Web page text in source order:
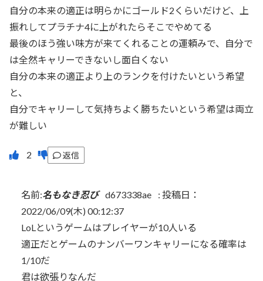
自分の本来の適正は明らかにゴールド2くらいだけど、上
振れしてプラチナ4に上がれたらそこでやめてる
最後のほう強い味方が来てくれることの運頼みで、自分で
は全然キャリーできないし面白くない
自分の本来の適正より上のランクを付けたいという希望
と、
自分でキャリーして気持ちよく勝ちたいという希望は両立
が難しい
返信
名前:名もなき忍び d673338ae : 投稿日：
2022/06/09(木) 00:12:37
LoLというゲームはプレイヤーが10人いる
適正だとゲームのナンバーワンキャリーになる確率は
1/10だ
君は欲張りなんだ